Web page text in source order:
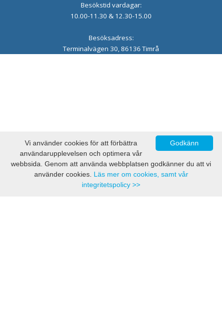
Besökstid vardagar:
10.00-11.30 & 12.30-15.00
Besöksadress:
Terminalvägen 30, 86136 Timrå
Godkänn
Vi använder cookies för att förbättra
användarupplevelsen och optimera vår
webbsida. Genom att använda webbplatsen godkänner du att vi
använder cookies. Läs mer om cookies, samt vår
integritetspolicy >>